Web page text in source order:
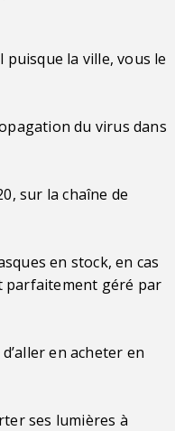
la ville, vous le
du virus dans
sur la chaîne de
en stock, en cas
parfaitement géré par
en acheter en
ses lumières à